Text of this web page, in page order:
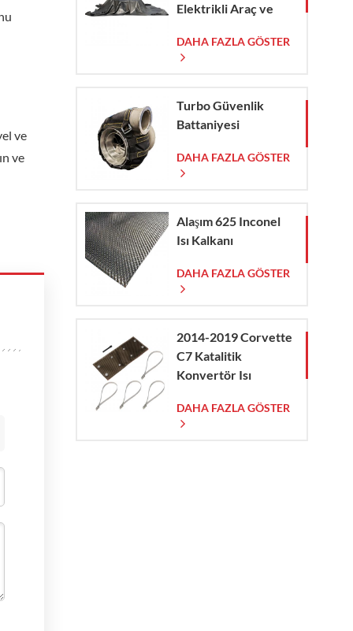
ve
ve
Elektrikli Araç ve
Yangınlarında Acil
Durum Müdahalesi
DAHA FAZLA GÖSTER
Turbo Güvenlik
Battaniyesi
DAHA FAZLA GÖSTER
Alaşım 625 Inconel
Isı Kalkanı
DAHA FAZLA GÖSTER
2014-2019 Corvette
C7 Katalitik
Konvertör Isı
DAHA FAZLA GÖSTER